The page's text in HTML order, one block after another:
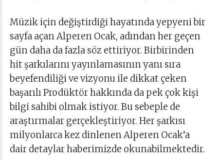
Müzik için değiştirdiği hayatında yepyeni bir
sayfa açan Alperen Ocak, adından her geçen
gün daha da fazla söz ettiriyor. Birbirinden
hit şarkılarını yayınlamasının yanı sıra
beyefendiliği ve vizyonu ile dikkat çeken
başarılı Prodüktör hakkında da pek çok kişi
bilgi sahibi olmak istiyor. Bu sebeple de
araştırmalar gerçekleştiriyor. Her şarkısı
milyonlarca kez dinlenen Alperen Ocak’a
dair detaylar haberimizde okunabilmektedir.